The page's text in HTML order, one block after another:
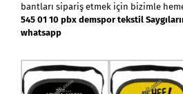
bantları sipariş etmek için bizimle
545 01 10 pbx demspor tekstil
whatsapp